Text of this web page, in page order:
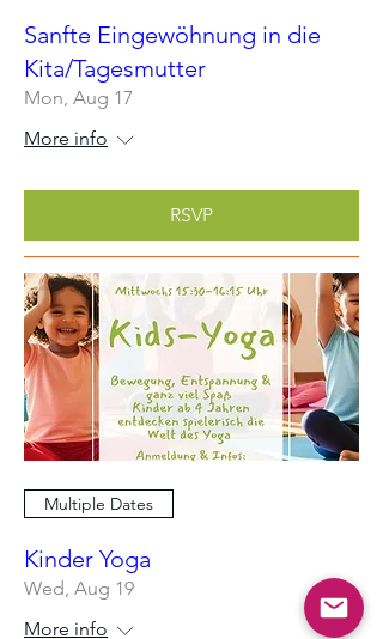
Sanfte Eingewöhnung in die
Kita/Tagesmutter
Mon, Aug 17
More info
RSVP
Multiple Dates
Kinder Yoga
Wed, Aug 19
More info